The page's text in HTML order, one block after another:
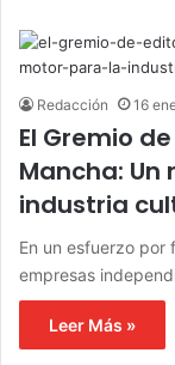
Redacción 16
El Gremio
Mancha:
industria
En un esfuerzo por
empresas
Leer Más »